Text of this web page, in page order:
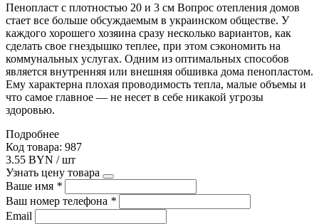
Пенопласт с плотностью 20 и 3 см Вопрос отепления домов
стает все больше обсуждаемым в украинском обществе. У
каждого хорошего хозяина сразу несколько вариантов, как
сделать свое гнездышко теплее, при этом сэкономить на
коммунальных услугах. Одним из оптимальных способов
является внутренняя или внешняя обшивка дома пенопластом.
Ему характерна плохая проводимость тепла, малые объемы и
что самое главное — не несет в себе никакой угрозы
здоровью.
Подробнее
Код товара: 987
3.55 BYN / шт
Узнать цену товара
Ваше имя *
Ваш номер телефона *
Email